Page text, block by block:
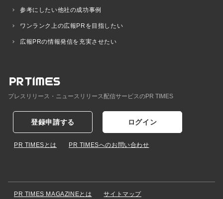
参考にしたい他社の成功事例
ワンランク上の広報PRを目指したい
広報PRの情報発信を充実させたい
プレスリリース・ニュースリリース配信サービスのPR TIMES
登録申請する ログイン
PR TIMESとは PR TIMESへのお問い合わせ
PR TIMES MAGAZINEとは サイトマップ